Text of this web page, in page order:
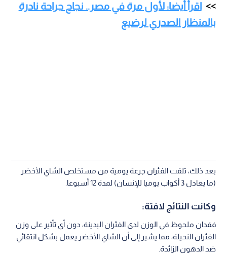
اقرأ أيضا: لأول مرة في مصر.. نجاح جراحة نادرة
بالمنظار الصدري لرضيع
بعد ذلك، تلقت الفئران جرعة يومية من مستخلص الشاي الأخضر
(ما يعادل 3 أكواب يوميا للإنسان) لمدة 12 أسبوعا.
وكانت النتائج لافتة:
فقدان ملحوظ في الوزن لدى الفئران البدينة، دون أي تأثير على وزن
الفئران النحيلة، مما يشير إلى أن الشاي الأخضر يعمل بشكل انتقائي
ضد الدهون الزائدة.